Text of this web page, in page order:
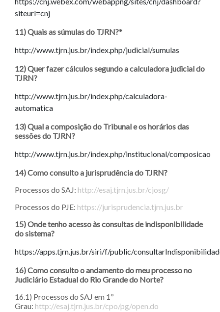
siteurl=cnj
11) Quais as súmulas do TJRN?*
http://www.tjrn.jus.br/index.php/judicial/sumulas
12) Quer fazer cálculos segundo a calculadora judicial do
TJRN?
http://www.tjrn.jus.br/index.php/calculadora-
automatica
13) Qual a composição do Tribunal e os horários das
sessões do TJRN?
http://www.tjrn.jus.br/index.php/institucional/composicao
14) Como consulto a jurisprudência do TJRN?
Processos do SAJ: http://esaj.tjrn.jus.br/cjosg/
Processos do PJE: https://jurisprudencia.tjrn.jus.br
15) Onde tenho acesso às consultas de indisponibilidade
do sistema?
https://apps.tjrn.jus.br/siri/f/public/
16) Como consulto o andamento do meu processo no
Judiciário Estadual do Rio Grande do Norte?
16.1) Processos do SAJ em 1º
Grau: http://esaj.tjrn.jus.br/cpo/pg/open.do